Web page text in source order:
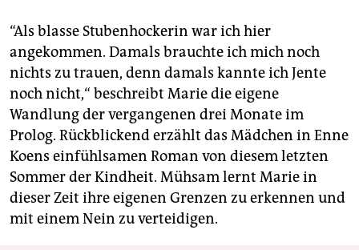
“Als blasse Stubenhockerin war ich hier
angekommen. Damals brauchte ich mich noch
nichts zu trauen, denn damals kannte ich Jente
noch nicht,“ beschreibt Marie die eigene
Wandlung der vergangenen drei Monate im
Prolog. Rückblickend erzählt das Mädchen in Enne
Koens einfühlsamen Roman von diesem letzten
Sommer der Kindheit. Mühsam lernt Marie in
dieser Zeit ihre eigenen Grenzen zu erkennen und
mit einem Nein zu verteidigen.